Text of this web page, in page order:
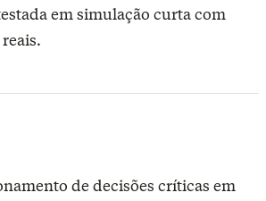
em simulação curta com
de decisões críticas em